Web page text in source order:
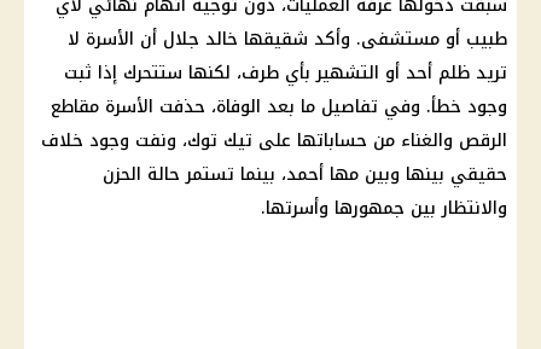
طبيب أو مستشفى. وأكد شقيقها خالد جلال أن الأسرة لا
تريد ظلم أحد أو التشهير بأي طرف، لكنها ستتحرك إذا ثبت
وجود خطأ. وفي تفاصيل ما بعد الوفاة، حذفت الأسرة مقاطع
الرقص والغناء من حساباتها على تيك توك، ونفت وجود خلاف
حقيقي بينها وبين مها أحمد، بينما تستمر حالة الحزن
والانتظار بين جمهورها وأسرتها.